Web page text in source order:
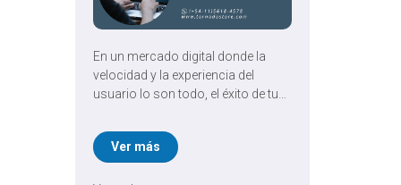
En un mercado digital donde la
velocidad y la experiencia del
usuario lo son todo, el éxito de tu
tecnológica sólida. No se trata
solo de estar en internet, sino de
Ver más